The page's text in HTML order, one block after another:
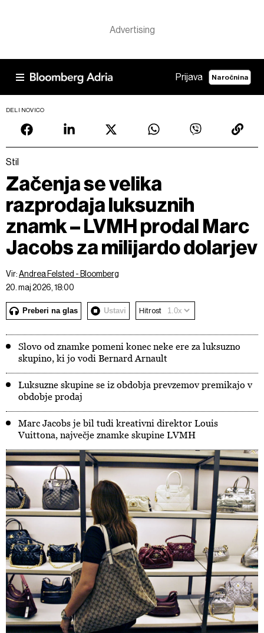
Prijava Naročnina
DELI NOVICO
Stil
Začenja se velika
razprodaja luksuznih
znamk – LVMH prodal Marc
Jacobs za milijardo dolarjev
Vir:Andrea Felsted - Bloomberg
20. maj 2026, 18:00
Preberi na glas Ustavi Hitrost
Slovo od znamke pomeni konec neke ere za luksuzno
skupino, ki jo vodi Bernard Arnault
Luksuzne skupine se iz obdobja prevzemov premikajo v
obdobje prodaj
Marc Jacobs je bil tudi kreativni direktor Louis
Vuittona, največje znamke skupine LVMH